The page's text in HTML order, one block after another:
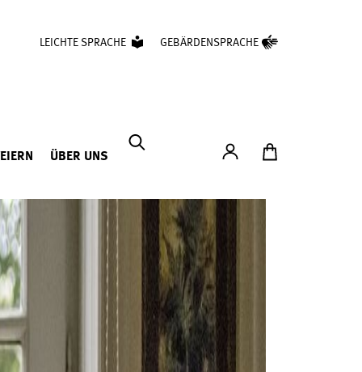
LEICHTE SPRACHE GEBÄRDENSPRACHE
ÜBER UNS
Konto Zum Ticketshop